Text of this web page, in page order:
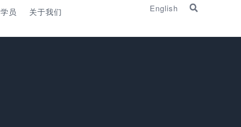
学员 关于我们 English